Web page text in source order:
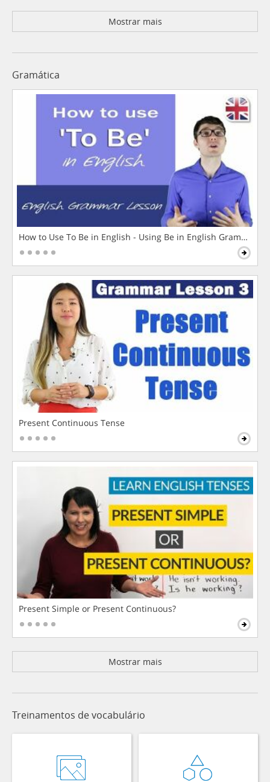
Mostrar mais
Gramática
How to Use To Be in English - Using Be in English Grammar
Present Continuous Tense
Present Simple or Present Continuous?
Mostrar mais
Treinamentos de vocabulário